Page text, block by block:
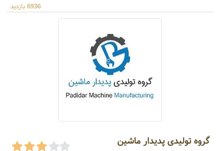
6936 بازدید
گروه تولیدی پدیدار ماشین